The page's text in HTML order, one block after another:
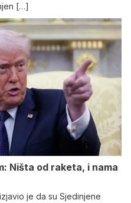
[…]
Ništa od raketa, i nama
je da su Sjedinjene